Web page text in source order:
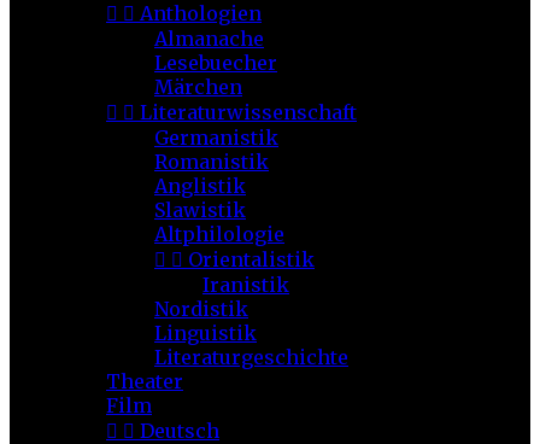
  Anthologien
Almanache
Lesebuecher
Märchen
  Literaturwissenschaft
Germanistik
Romanistik
Anglistik
Slawistik
Altphilologie
  Orientalistik
Iranistik
Nordistik
Linguistik
Literaturgeschichte
Theater
Film
  Deutsch